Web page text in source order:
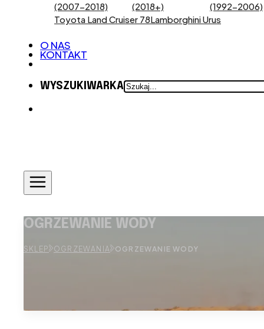
(2007-2018)
(2018+)
(1992-2006)
Toyota Land Cruiser 78Lamborghini Urus
O NAS
KONTAKT
WYSZUKIWARKASZUKAJ
OGRZEWANIE WODY
SKLEP OGRZEWANIA OGRZEWANIE WODY